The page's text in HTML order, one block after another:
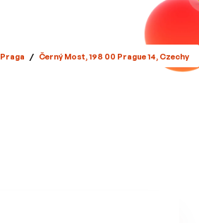
Praga / Černý Most, 198 00 Prague 14, Czechy